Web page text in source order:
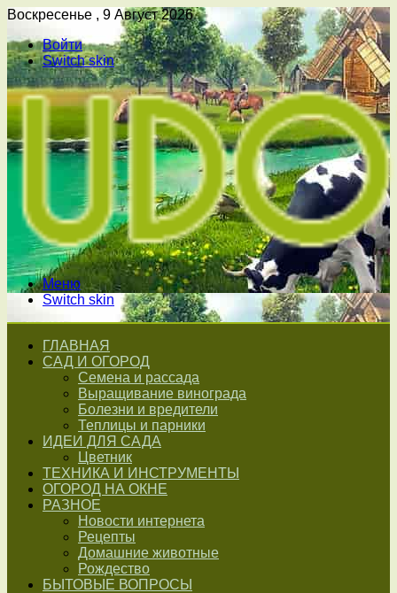
Воскресенье , 9 Август 2026
Войти
Switch skin
Меню
Switch skin
ГЛАВНАЯ
САД И ОГОРОД
Семена и рассада
Выращивание винограда
Болезни и вредители
Теплицы и парники
ИДЕИ ДЛЯ САДА
Цветник
ТЕХНИКА И ИНСТРУМЕНТЫ
ОГОРОД НА ОКНЕ
РАЗНОЕ
Новости интернета
Рецепты
Домашние животные
Рождество
БЫТОВЫЕ ВОПРОСЫ